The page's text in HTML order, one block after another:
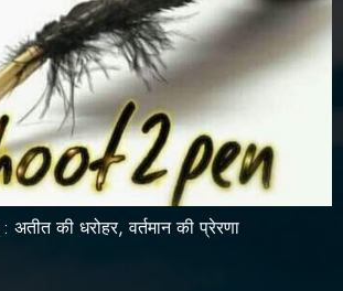
: अतीत की धरोहर, वर्तमान की प्रेरणा